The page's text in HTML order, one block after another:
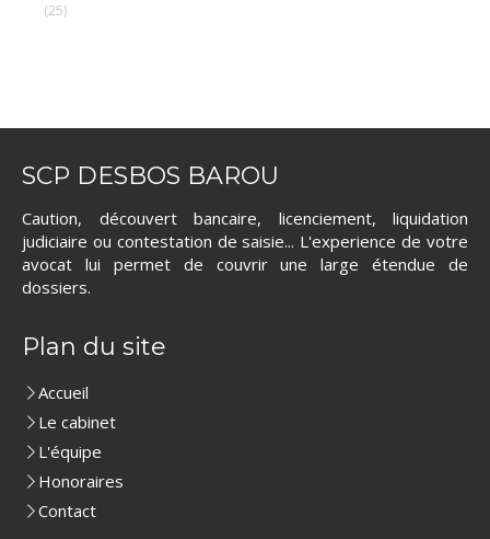
(25)
SCP DESBOS BAROU
Caution, découvert bancaire, licenciement, liquidation
judiciaire ou contestation de saisie... L'experience de votre
avocat lui permet de couvrir une large étendue de
dossiers.
Plan du site
Accueil
Le cabinet
L'équipe
Honoraires
Contact